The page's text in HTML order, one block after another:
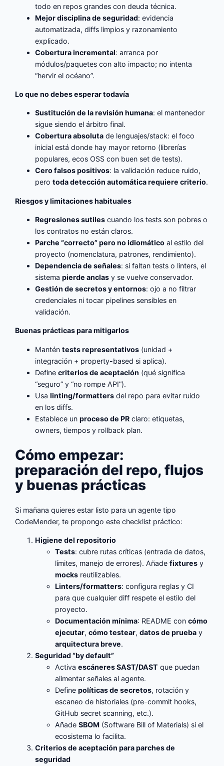
todo en repos grandes con deuda técnica.
Mejor disciplina de seguridad: evidencia
automatizada, diffs limpios y razonamiento
explicado.
Cobertura incremental: arranca por
módulos/paquetes con alto impacto; no intenta
“hervir el océano”.
Lo que no debes esperar todavía
Sustitución de la revisión humana: el mantenedor
sigue siendo el árbitro final.
Cobertura absoluta de lenguajes/stack: el foco
inicial está donde hay mayor retorno (librerías
populares, ecos OSS con buen set de tests).
Cero falsos positivos: la validación reduce ruido,
perotoda detección automática requiere criterio.
Riesgos y limitaciones habituales
Regresiones sutiles cuando los tests son pobres o
los contratos no están claros.
Parche “correcto” pero no idiomático al estilo del
proyecto (nomenclatura, patrones, rendimiento).
Dependencia de señales: si faltan tests o linters, el
sistemapierde anclas y se vuelve conservador.
Gestión de secretos y entornos: ojo a no filtrar
credenciales ni tocar pipelines sensibles en
validación.
Buenas prácticas para mitigarlos
Manténtests representativos (unidad +
integración + property-based si aplica).
Definecriterios de aceptación (qué significa
“seguro” y “no rompe API”).
Usalinting/formatters del repo para evitar ruido
en los diffs.
Establece unproceso de PR claro: etiquetas,
owners, tiempos y rollback plan.
Cómo empezar:
preparación del repo, flujos
y buenas prácticas
Si mañana quieres estar listo para un agente tipo
CodeMender, te propongo este checklist práctico:
Higiene del repositorio
Tests: cubre rutas críticas (entrada de datos,
límites, manejo de errores). Añadefixtures y
mocks reutilizables.
Linters/formatters: configura reglas y CI
para que cualquier diff respete el estilo del
proyecto.
Documentación mínima: README concómo
ejecutar,cómo testear,datos de prueba y
arquitectura breve.
Seguridad “by default”
Activaescáneres SAST/DAST que puedan
alimentar señales al agente.
Definepolíticas de secretos, rotación y
escaneo de historiales (pre-commit hooks,
GitHub secret scanning, etc.).
AñadeSBOM (Software Bill of Materials) si el
ecosistema lo facilita.
Criterios de aceptación para parches de
seguridad